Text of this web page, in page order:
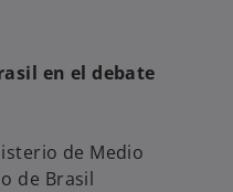
en el debate
de Medio
de Brasil